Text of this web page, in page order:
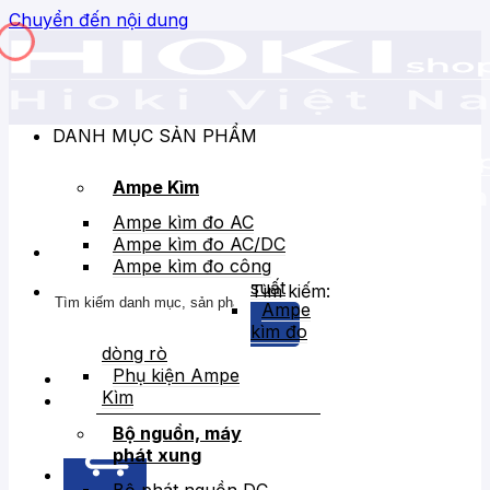
Chuyển đến nội dung
Tìm kiếm:
DANH MỤC SẢN PHẨM
Ampe Kìm
Ampe kìm đo AC
Ampe kìm đo AC/DC
Ampe kìm đo công
suất
Ampe
kìm đo
dòng rò
Phụ kiện Ampe
Kìm
Bộ nguồn, máy
phát xung